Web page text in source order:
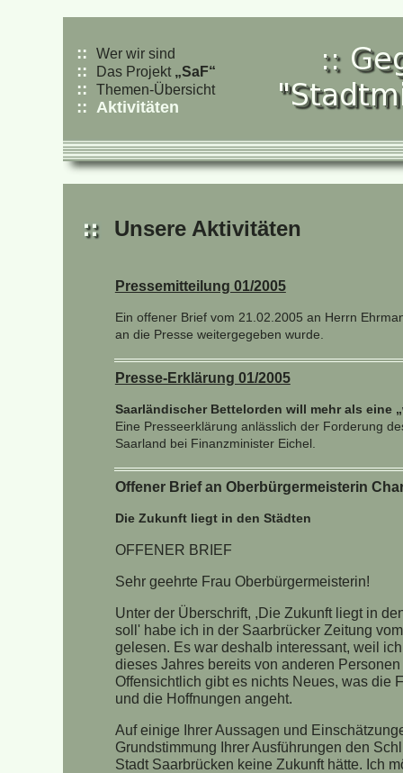
:: Wer wir sind
:: Das Projekt „SaF“
:: Themen-Übersicht
:: Aktivitäten
Unsere Aktivitäten
Pressemitteilung 01/2005
Ein offener Brief vom 21.02.2005 an Herrn
an die Presse weitergegeben wurde.
Presse-Erklärung 01/2005
Saarländischer Bettelorden will mehr als eine
Eine Presseerklärung anlässlich der Forderung
Saarland bei Finanzminister Eichel.
Offener Brief an Oberbürgermeisterin
Die Zukunft liegt in den Städten
OFFENER BRIEF
Sehr geehrte Frau Oberbürgermeisterin!
Unter der Überschrift, ,Die Zukunft liegt in
soll' habe ich in der Saarbrücker Zeitung
gelesen. Es war deshalb interessant, weil
dieses Jahres bereits von anderen
Offensichtlich gibt es nichts Neues, was die
und die Hoffnungen angeht.
Auf einige Ihrer Aussagen und
Grundstimmung Ihrer Ausführungen den
Stadt Saarbrücken keine Zukunft hätte. Ich